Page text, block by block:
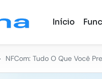
Início
NFCom: Tudo O Que Você